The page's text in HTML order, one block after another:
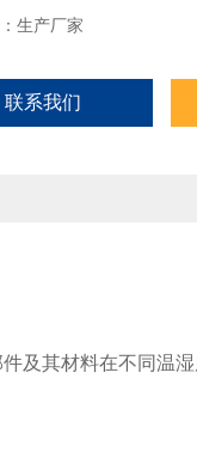
生产厂家
联系我们
及其材料在不同温